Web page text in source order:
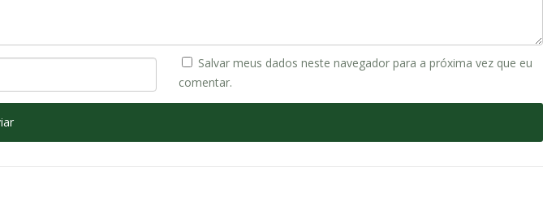
Salvar meus dados neste navegador para a próxima vez que eu
comentar.